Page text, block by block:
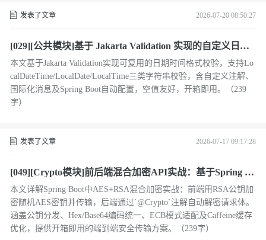
发表了文章 2026-07-20 08:50:27
[029][公共模块]基于 Jakarta Validation 实现的自定义日期
时间格式校验
本文基于Jakarta Validation实现可复用的日期时间格式校验，支持Lo
calDateTime/LocalDate/LocalTime三类字符串校验，含自定义注解、
国际化消息及Spring Boot自动配置，空值友好，开箱即用。（239
字）
发表了文章 2026-07-17 09:17:28
[049][Crypto模块]前后端混合加密API实战：基于Spring Bo
ot的AES+RSA安全传输方案
本文详解Spring Boot中AES+RSA混合加密实战：前端用RSA公钥加
密随机AES密钥并传输，后端通过`@Crypto`注解自动解密请求体。
涵盖公钥分发、Hex/Base64编码统一、ECB模式适配及Caffeine缓存
优化，提供开箱即用的端到端安全传输方案。（239字）